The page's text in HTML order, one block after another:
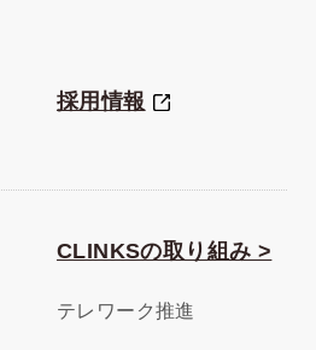
採用情報
CLINKSの取り組み >
テレワーク推進